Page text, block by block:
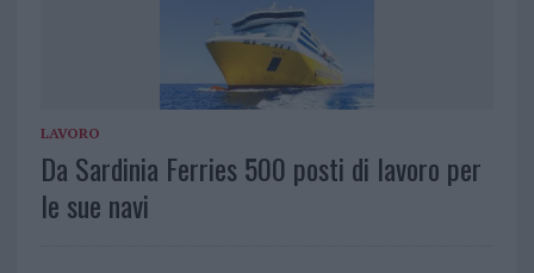
LAVORO
Da Sardinia Ferries 500 posti di lavoro per
le sue navi